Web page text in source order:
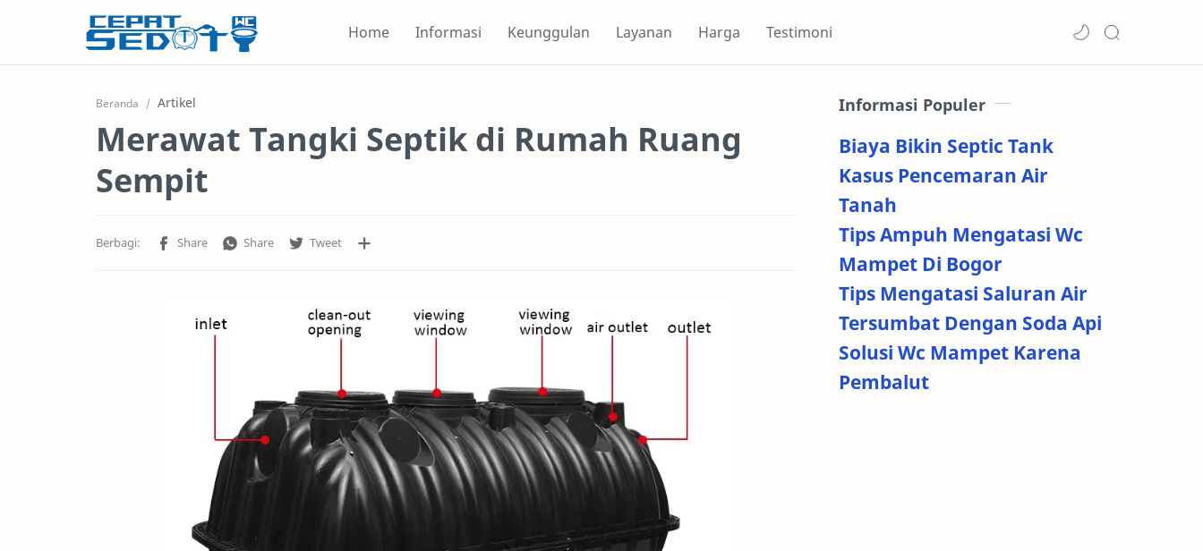
Home Informasi Keunggulan Layanan Harga Testimoni
Beranda Artikel
Merawat Tangki Septik di Rumah Ruang
Sempit
Informasi Populer
Biaya Bikin Septic Tank
Kasus Pencemaran Air
Tanah
Tips Ampuh Mengatasi Wc
Mampet Di Bogor
Tips Mengatasi Saluran Air
Tersumbat Dengan Soda Api
Solusi Wc Mampet Karena
Pembalut